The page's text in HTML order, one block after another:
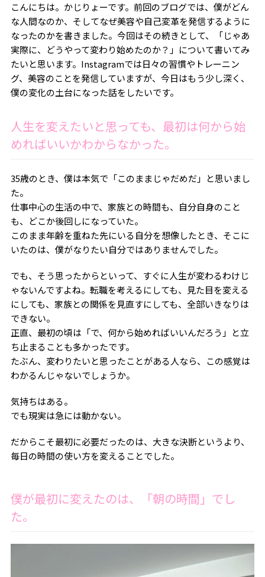
こんにちは。かじりょーです。前回のブログでは、僕がどん
な人間なのか、そしてなぜ美容や自己変革を発信するように
なったのかを書きました。今回はその続きとして、「じゃあ
実際に、どうやって変わり始めたのか？」について書いてみ
たいと思います。Instagramでは日々の習慣やトレーニン
グ、美容のことを発信していますが、今日はもう少し深く、
僕の変化の土台になった話をしたいです。
人生を変えたいと思っても、最初は何から始
めればいいかわからなかった。
35歳のとき、僕は本気で「このままじゃだめだ」と思いまし
た。
仕事中心の生活の中で、家族との時間も、自分自身のこと
も、どこか後回しになっていた。
このまま年齢を重ねた先にいる自分を想像したとき、そこに
いたのは、僕がなりたい自分ではありませんでした。
でも、そう思ったからといって、すぐに人生が変わるわけじ
ゃないんですよね。転職を考えるにしても、見た目を変える
にしても、家族との関係を見直すにしても、全部いきなりは
できない。
正直、最初の頃は「で、何から始めればいいんだろう」と立
ち止まることも多かったです。
たぶん、変わりたいと思ったことがある人なら、この感覚は
わかるんじゃないでしょうか。
気持ちはある。
でも現実は急には動かない。
だからこそ最初に必要だったのは、大きな決断というより、
毎日の時間の使い方を変えることでした。
僕が最初に変えたのは、「朝の時間」でし
た。